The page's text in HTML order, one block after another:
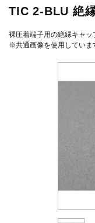
TIC 2-BLU 絶
裸圧着端子用の絶縁キャ
※共通画像を使用していま